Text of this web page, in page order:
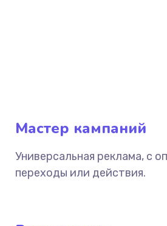
Мастер кампаний
Универсальная реклама, с
переходы или действия.